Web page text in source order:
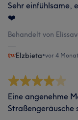
Sehr einfühlsame,
❤️
Behandelt von
Elzbieta•vor 4
Eine angenehme
Straßengeräusche